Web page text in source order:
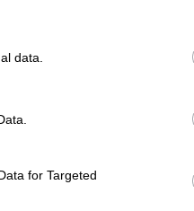
data.
for Targeted
de instrucción
que designen un
de oficio.
Cataluña" podrían,
constitucionales
del Gobierno.